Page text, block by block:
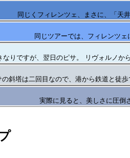
同じくフィレンツェ、まさに、「天
同じツアーでは、フィレンツェ
なりですが、翌日のピサ。 リヴォルノか
斜塔は二回目なので、港から鉄道と徒
実際に見ると、美しさに圧倒